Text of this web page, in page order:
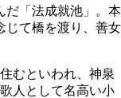
「法成就池」。
て橋を渡り、善
むといわれ、神泉
人として名高い小